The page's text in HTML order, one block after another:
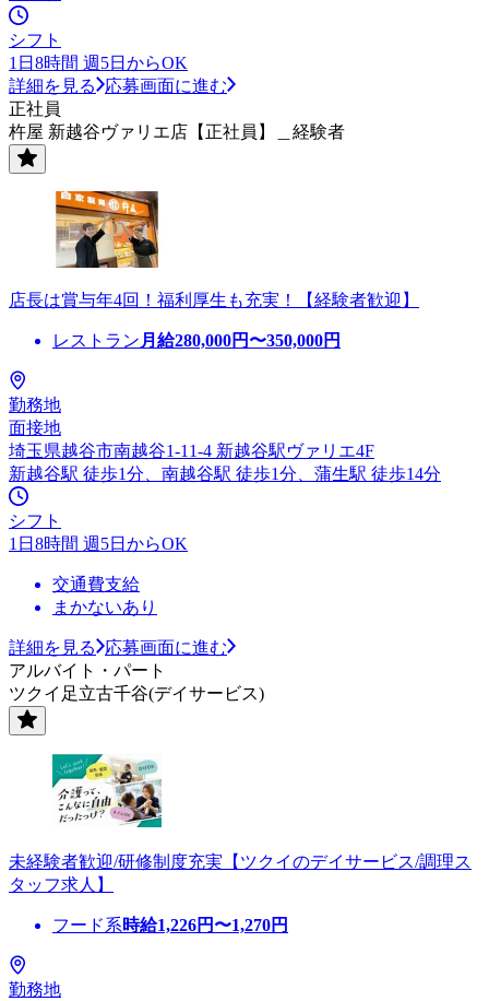
シフト
1日8時間 週5日からOK
詳細を見る
応募画面に進む
正社員
杵屋 新越谷ヴァリエ店【正社員】＿経験者
店長は賞与年4回！福利厚生も充実！【経験者歓迎】
レストラン 月給280,000円〜350,000円
勤務地
面接地
埼玉県越谷市南越谷1-11-4 新越谷駅ヴァリエ4F
新越谷駅 徒歩1分、南越谷駅 徒歩1分、蒲生駅 徒歩14分
シフト
1日8時間 週5日からOK
交通費支給
まかないあり
詳細を見る
応募画面に進む
アルバイト・パート
ツクイ足立古千谷(デイサービス)
未経験者歓迎/研修制度充実【ツクイのデイサービス/調理ス
タッフ求人】
フード系時給1,226円〜1,270円
勤務地